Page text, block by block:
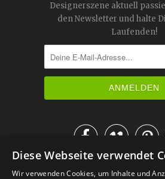
Designerszene aktuell
den Newsletter und halte
Laufenden!

IM KATALOG BLÄTTERN
Diese Webseite verwendet
Wir verwenden Cookies, um Inhalte und